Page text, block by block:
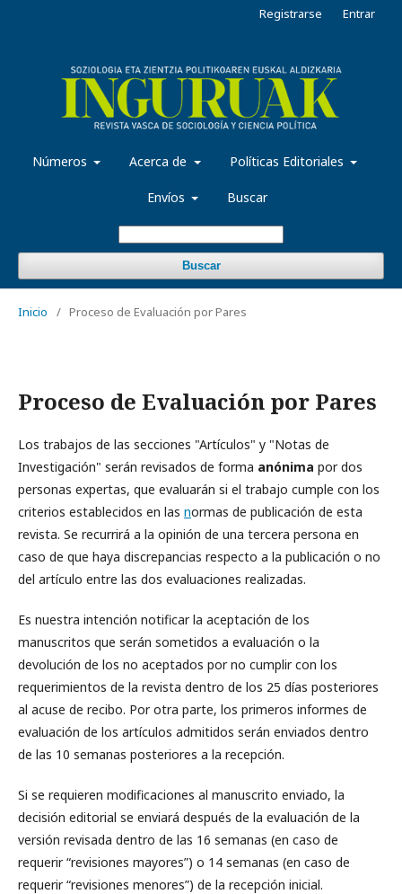
Números Acerca de Políticas Editoriales
Envíos Buscar
Buscar
Registrarse Entrar
Inicio / Proceso de Evaluación por Pares
Proceso de Evaluación por Pares
Los trabajos de las secciones "Artículos" y "Notas de
Investigación" serán revisados de forma anónima por dos
personas expertas, que evaluarán si el trabajo cumple con los
criterios establecidos en las normas de publicación de esta
revista. Se recurrirá a la opinión de una tercera persona en
caso de que haya discrepancias respecto a la publicación o no
del artículo entre las dos evaluaciones realizadas.
Es nuestra intención notificar la aceptación de los
manuscritos que serán sometidos a evaluación o la
devolución de los no aceptados por no cumplir con los
requerimientos de la revista dentro de los 25 días posteriores
al acuse de recibo. Por otra parte, los primeros informes de
evaluación de los artículos admitidos serán enviados dentro
de las 10 semanas posteriores a la recepción.
Si se requieren modificaciones al manuscrito enviado, la
decisión editorial se enviará después de la evaluación de la
versión revisada dentro de las 16 semanas (en caso de
requerir “revisiones mayores”) o 14 semanas (en caso de
requerir “revisiones menores”) de la recepción inicial.